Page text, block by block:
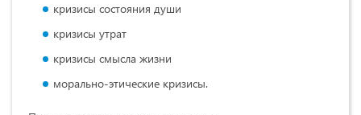
кризисы состояния души
кризисы утрат
кризисы смысла жизни
морально-этические кризисы.